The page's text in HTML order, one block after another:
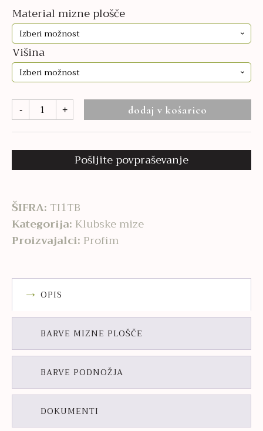
Material mizne plošče
Višina
- MIZA
količina
+ dodaj v košarico
Pošljite povpraševanje
ŠIFRA: TI1TB
Kategorija:Klubske mize
Proizvajalci: Profim
OPIS
BARVE MIZNE PLOŠČE
BARVE PODNOŽJA
DOKUMENTI